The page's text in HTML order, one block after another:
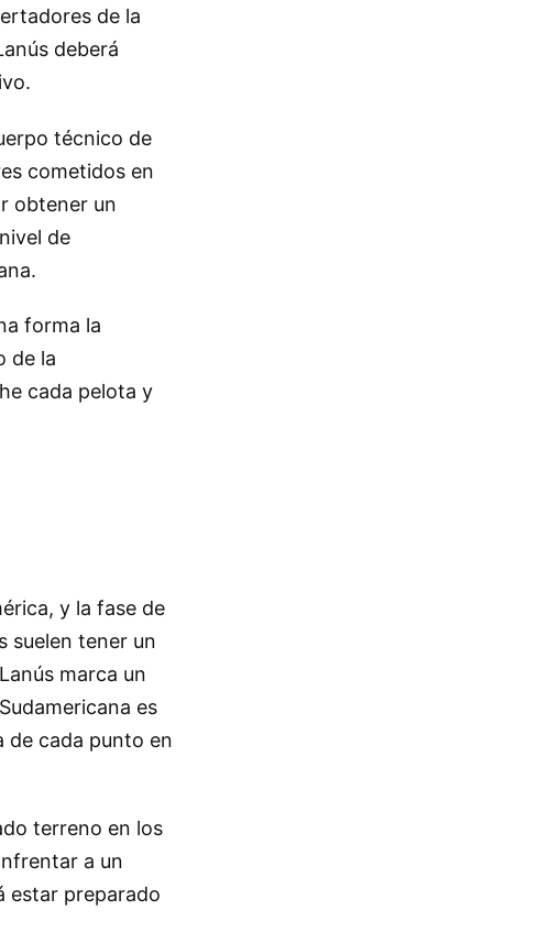
de la
deberá
técnico de
cometidos en
obtener un
de
forma la
de la
cada pelota y
y la fase de
suelen tener un
marca un
es
de cada punto en
terreno en los
a un
estar preparado